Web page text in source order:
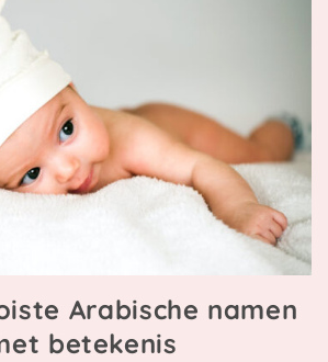
Arabische namen
betekenis